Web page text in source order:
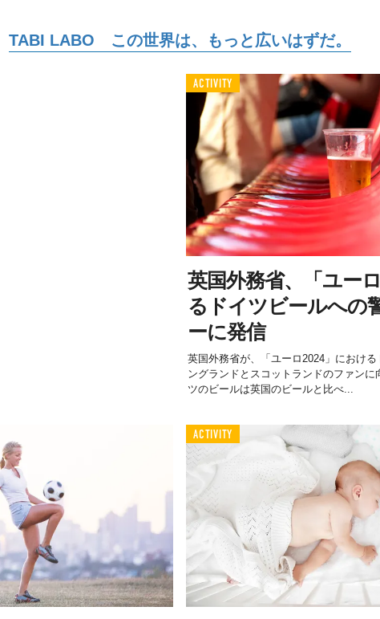
TABI LABO この世界は、もっと広いはずだ。
ACTIVITY
英国外務省、「ユー
るドイツビールへの
ーに発信
英国外務省が、「ユーロ2024」におけ
ングランドとスコットランドのファンに
ツのビールは英国のビールと比べ...
ACTIVITY